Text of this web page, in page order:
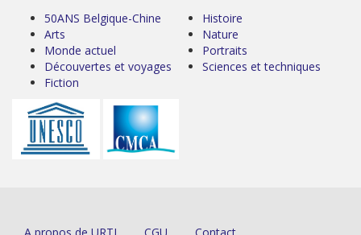
50ANS Belgique-Chine
Arts
Monde actuel
Découvertes et voyages
Fiction
Histoire
Nature
Portraits
Sciences et techniques